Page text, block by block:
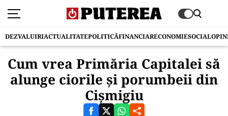
DEZVALUIRIACTUALITATEPOLITICĂFINANCIARECONOMIESOCIAL
Cum vrea Primăria Capitalei să
alunge ciorile și porumbeii din
Cișmigiu